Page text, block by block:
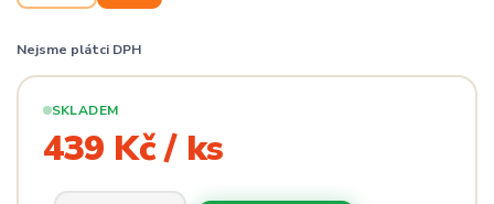
Nejsme plátci DPH
SKLADEM
439 Kč / ks